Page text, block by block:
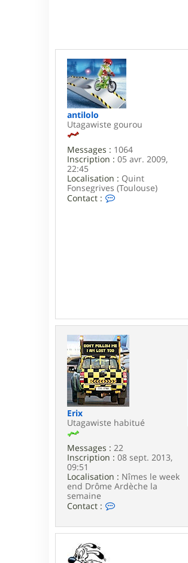
antilolo
Utagawiste gourou
Messages : 1064
Inscription : 05 avr. 2009,
22:45
Localisation : Quint
Fonsegrives (Toulouse)
Contact :
l
l
o
Erix
Utagawiste habitué
Messages : 22
Inscription : 08 sept. 2013,
09:51
Localisation : Nîmes le week
end Drôme Ardèche la
semaine
Contact :
t